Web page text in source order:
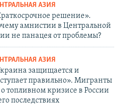
АЗИЯ
решение».
амнистии в Центральной
не панацея от проблемы?
АЗИЯ
защищается и
правильно». Мигранты
топливном кризисе в России
последствиях